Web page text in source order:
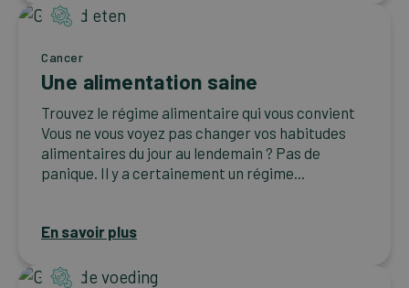
Cancer
Une alimentation saine
Trouvez le régime alimentaire qui vous convient
Vous ne vous voyez pas changer vos habitudes
alimentaires du jour au lendemain ? Pas de
panique. Il y a certainement un régime...
En savoir plus